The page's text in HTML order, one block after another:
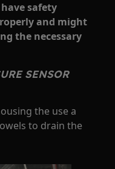
safety
and might
the necessary
SENSOR
the use a
to drain the